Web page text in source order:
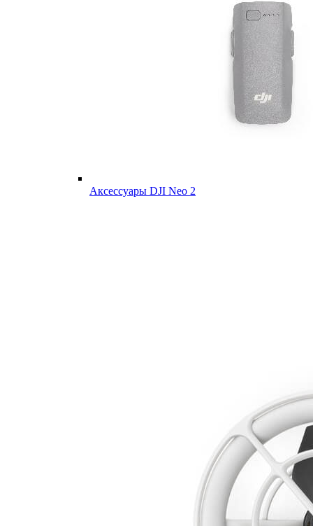
Аксессуары DJI Neo 2